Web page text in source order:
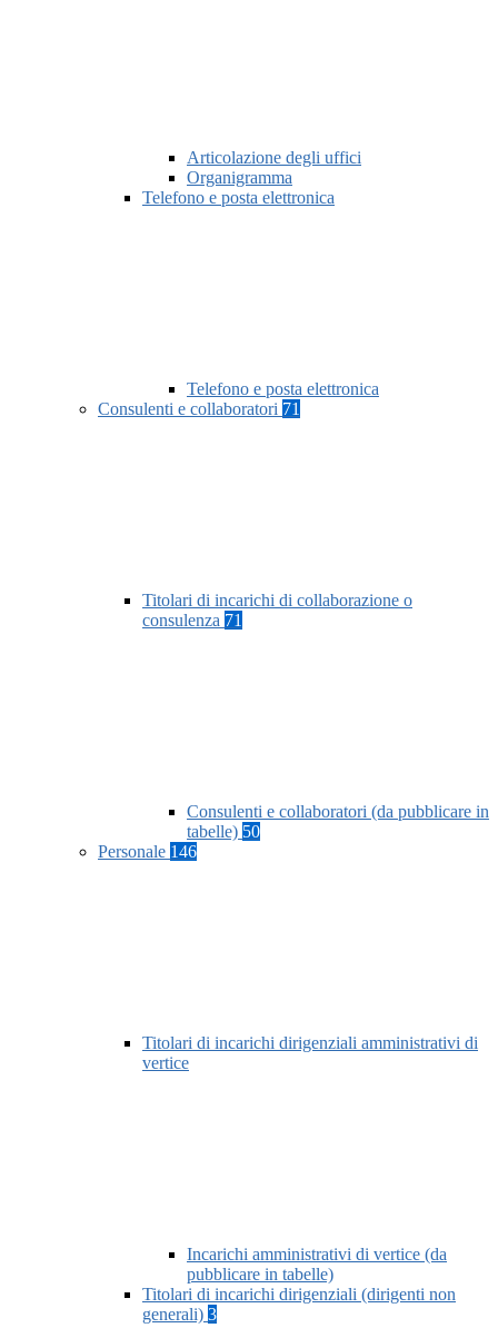
Articolazione degli uffici
Organigramma
Telefono e posta elettronica
Telefono e posta elettronica
Consulenti e collaboratori 71
Titolari di incarichi di collaborazione o
consulenza 71
Consulenti e collaboratori (da pubblicare in
tabelle) 50
Personale 146
Titolari di incarichi dirigenziali amministrativi di
vertice
Incarichi amministrativi di vertice (da
pubblicare in tabelle)
Titolari di incarichi dirigenziali (dirigenti non
generali) 3